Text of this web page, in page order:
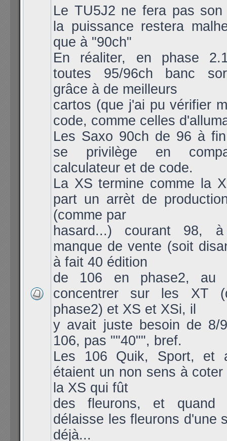
Le TU5J2 ne fera pas son
la puissance restera
que à "90ch"
En réaliter, en phase
toutes 95/96ch banc
grâce à de meilleurs
cartos (que j'ai pu vérifier
code, comme celles
Les Saxo 90ch de 96 à
se privilège en
calculateur et de code.
La XS termine comme la
part un arrèt de
(comme par
hasard...) courant 98,
manque de vente (soit
à fait 40 édition
de 106 en phase2, au
concentrer sur les XT
phase2) et XS et XSi, il
y avait juste besoin de 8/
106, pas ""40"", bref.
Les 106 Quik, Sport, et
étaient un non sens à
la XS qui fût
des fleurons, et quand
délaisse les fleurons d'une
déjà...